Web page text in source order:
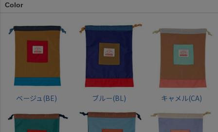
Color
ベージュ(BE) ブルー(BL) キャメル(CA)